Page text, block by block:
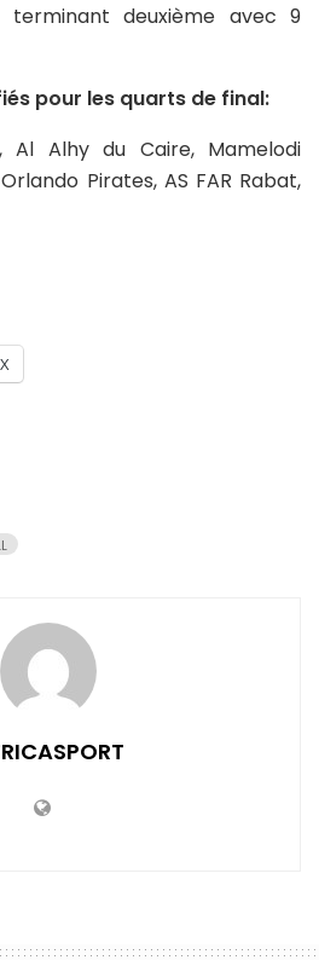
deuxième avec 9
pour les quarts de final:
Al Alhy du Caire, Mamelodi
Pirates, AS FAR Rabat,
X